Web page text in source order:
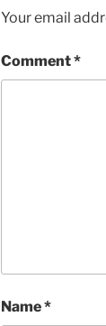
Your email
Comment*
Name*